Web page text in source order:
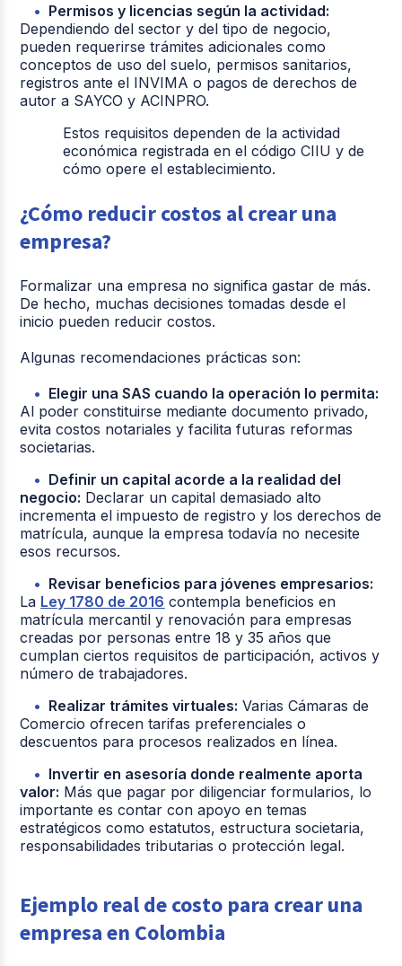
Permisos y licencias según la actividad:
Dependiendo del sector y del tipo de negocio,
pueden requerirse trámites adicionales como
conceptos de uso del suelo, permisos sanitarios,
registros ante el INVIMA o pagos de derechos de
autor a SAYCO y ACINPRO.
Estos requisitos dependen de la actividad
económica registrada en el código CIIU y de
cómo opere el establecimiento.
¿Cómo reducir costos al crear una
empresa?
Formalizar una empresa no significa gastar de más.
De hecho, muchas decisiones tomadas desde el
inicio pueden reducir costos.
Algunas recomendaciones prácticas son:
Elegir una SAS cuando la operación lo permita:
Al poder constituirse mediante documento privado,
evita costos notariales y facilita futuras reformas
societarias.
Definir un capital acorde a la realidad del
negocio: Declarar un capital demasiado alto
incrementa el impuesto de registro y los derechos de
matrícula, aunque la empresa todavía no necesite
esos recursos.
Revisar beneficios para jóvenes empresarios:
La Ley 1780 de 2016 contempla beneficios en
matrícula mercantil y renovación para empresas
creadas por personas entre 18 y 35 años que
cumplan ciertos requisitos de participación, activos y
número de trabajadores.
Realizar trámites virtuales: Varias Cámaras de
Comercio ofrecen tarifas preferenciales o
descuentos para procesos realizados en línea.
Invertir en asesoría donde realmente aporta
valor: Más que pagar por diligenciar formularios, lo
importante es contar con apoyo en temas
estratégicos como estatutos, estructura societaria,
responsabilidades tributarias o protección legal.
Ejemplo real de costo para crear una
empresa en Colombia